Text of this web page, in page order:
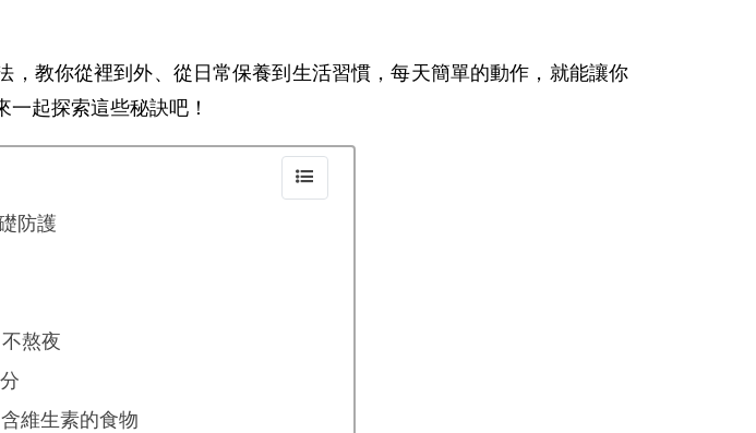
，教你從裡到外、從日常保養到生活習慣，每天簡單的動作，就能讓你
起探索這些秘訣吧！
防護
熬夜
維生素的食物